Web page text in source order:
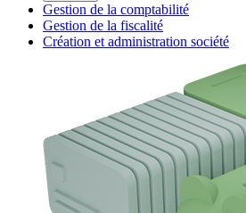
Gestion de la comptabilité
Gestion de la fiscalité
Création et administration société